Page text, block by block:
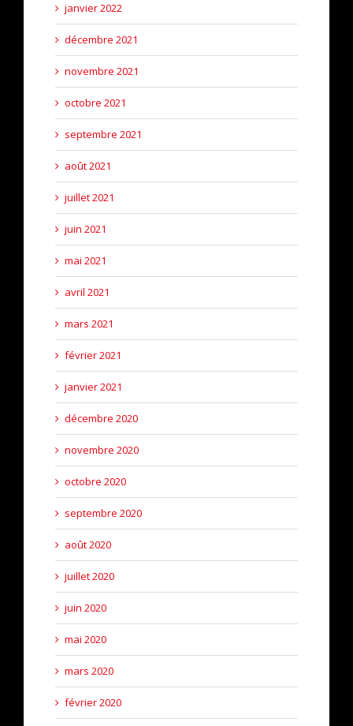
janvier 2022
décembre 2021
novembre 2021
octobre 2021
septembre 2021
août 2021
juillet 2021
juin 2021
mai 2021
avril 2021
mars 2021
février 2021
janvier 2021
décembre 2020
novembre 2020
octobre 2020
septembre 2020
août 2020
juillet 2020
juin 2020
mai 2020
mars 2020
février 2020